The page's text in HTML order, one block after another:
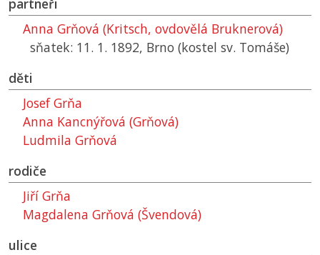
partneři
Anna Grňová (Kritsch, ovdovělá Bruknerová)
sňatek: 11. 1. 1892, Brno (kostel sv. Tomáše)
děti
Josef Grňa
Anna Kancnýřová (Grňová)
Ludmila Grňová
rodiče
Jiří Grňa
Magdalena Grňová (Švendová)
ulice